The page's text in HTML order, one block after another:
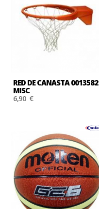
RED DE CANASTA 0013582
MISC
6,90 €